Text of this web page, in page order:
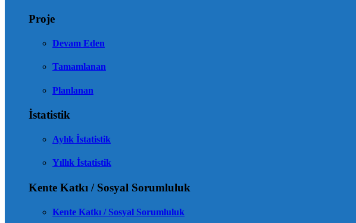
Proje
Devam Eden
Tamamlanan
Planlanan
İstatistik
Aylık İstatistik
Yıllık İstatistik
Kente Katkı / Sosyal Sorumluluk
Kente Katkı / Sosyal Sorumluluk